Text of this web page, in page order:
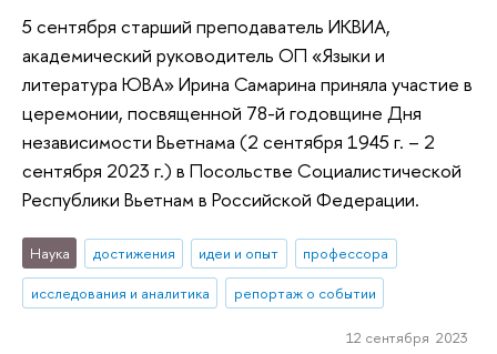
5 сентября старший преподаватель ИКВИА,
академический руководитель ОП «Языки и
литература ЮВА» Ирина Самарина приняла участие в
церемонии, посвященной 78-й годовщине Дня
независимости Вьетнама (2 сентября 1945 г. – 2
сентября 2023 г.) в Посольстве Социалистической
Республики Вьетнам в Российской Федерации.
Наука достижения идеи и опыт
профессора
исследования и аналитика
репортаж о событии
12 сентября 2023